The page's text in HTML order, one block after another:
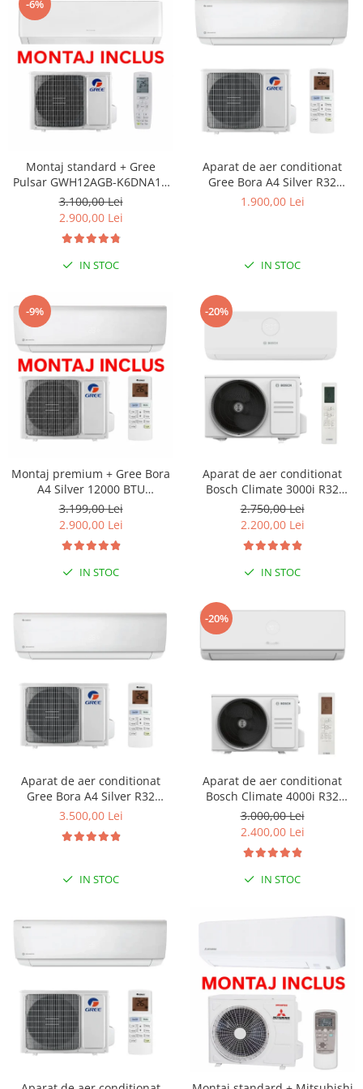
-6%
Montaj standard + Gree
Pulsar GWH12AGB-K6DNA1A
Inverter 12000 BTU
3.100,00 Lei
2.900,00 Lei
IN STOC
Aparat de aer conditionat
Gree Bora A4 Silver R32
GWH12AAB-K6DNA4B Inverter
1.900,00 Lei
IN STOC
-9%
Montaj premium + Gree Bora
A4 Silver 12000 BTU
GWH12AAB-K6DNA4A, Clasa
A++, Wi-Fi
3.199,00 Lei
2.900,00 Lei
IN STOC
-20%
Aparat de aer conditionat
Bosch Climate 3000i R32
Inverter 12000 BTU, filtru cu
catalizator rece, ventilator 4
Clean, repornire automata,
CL3000iU W 35 E - CL3000i 35
2.750,00 Lei
2.200,00 Lei
IN STOC
Aparat de aer conditionat
Gree Bora A4 Silver R32
GWH18AAD-K6DNA4E Inverter
ioni Cold Plasma, dezghetare
3.500,00 Lei
IN STOC
-20%
Aparat de aer conditionat
Bosch Climate 4000i R32
Inverter 12000 BTU, ionizare,
Follow me, i-Clean, Wind
rece, CL4000iU W 35 E -
CL4000i 35 E
3.000,00 Lei
2.400,00 Lei
IN STOC